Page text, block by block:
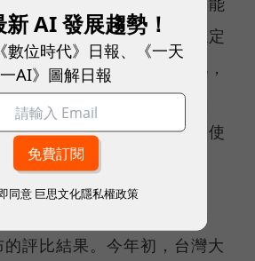
速移動或室內空間維持穩定
好的使用體驗，也因如此，
準，也逐漸從追求測速數
任何地點都能穩定連線的使
在國際權威網路分析機構
評比結果。今年初，台灣大
AI 發展趨勢！
數位時代》日報、《一天
一AI》圖解日報
同意 巨思文化隱私權政策